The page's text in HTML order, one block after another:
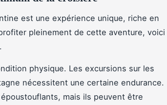
est une expérience unique, riche en
pleinement de cette aventure, voici
physique. Les excursions sur les
nécessitent une certaine endurance.
mais ils peuvent être